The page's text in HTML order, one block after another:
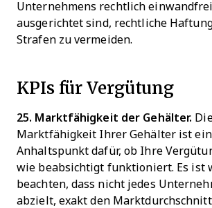
Unternehmens rechtlich
ausgerichtet sind, rechtliche
Strafen zu vermeiden.
KPIs für Vergütung
25. Marktfähigkeit der Gehälter.
Marktfähigkeit Ihrer Gehälter ist
Anhaltspunkt dafür, ob Ihre
wie beabsichtigt funktioniert. Es ist
beachten, dass nicht jedes
abzielt, exakt den